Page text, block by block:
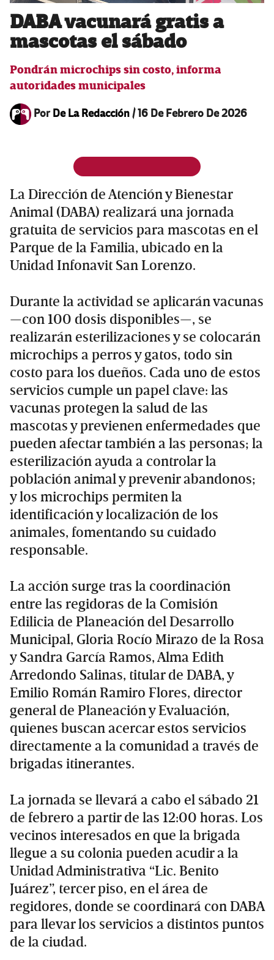
DABA vacunará gratis a
mascotas el sábado
Pondrán microchips sin costo, informa
autoridades municipales
PorDe La Redacción/16 De Febrero De 2026
La Dirección de Atención y Bienestar
Animal (DABA) realizará una jornada
gratuita de servicios para mascotas en el
Parque de la Familia, ubicado en la
Unidad Infonavit San Lorenzo.
Durante la actividad se aplicarán vacunas
—con 100 dosis disponibles—, se
realizarán esterilizaciones y se colocarán
microchips a perros y gatos, todo sin
costo para los dueños. Cada uno de estos
servicios cumple un papel clave: las
vacunas protegen la salud de las
mascotas y previenen enfermedades que
pueden afectar también a las personas; la
esterilización ayuda a controlar la
población animal y prevenir abandonos;
y los microchips permiten la
identificación y localización de los
animales, fomentando su cuidado
responsable.
La acción surge tras la coordinación
entre las regidoras de la Comisión
Edilicia de Planeación del Desarrollo
Municipal, Gloria Rocío Mirazo de la Rosa
y Sandra García Ramos, Alma Edith
Arredondo Salinas, titular de DABA, y
Emilio Román Ramiro Flores, director
general de Planeación y Evaluación,
quienes buscan acercar estos servicios
directamente a la comunidad a través de
brigadas itinerantes.
La jornada se llevará a cabo el sábado 21
de febrero a partir de las 12:00 horas. Los
vecinos interesados en que la brigada
llegue a su colonia pueden acudir a la
Unidad Administrativa “Lic. Benito
Juárez”, tercer piso, en el área de
regidores, donde se coordinará con DABA
para llevar los servicios a distintos puntos
de la ciudad.